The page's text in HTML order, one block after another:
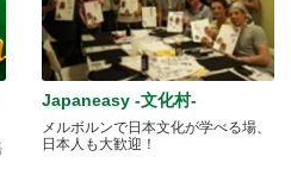
Japaneasy -文化村-
メルボルンで日本文化が学べる場、
日本人も大歓迎！